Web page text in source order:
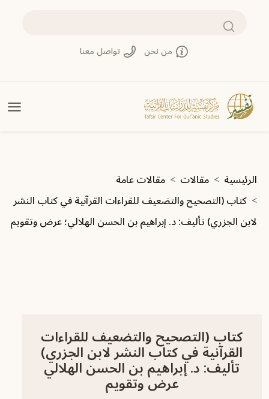
بحث
من نحن تواصل معنا
مسار التنقل
الرئيسية مقالات
مقالات عامة
كتاب (التصحيح والتضعيف للقراءات القرآنية في كتاب النشر
لابن الجزري) تأليف: د. إبراهيم بن الحسن الهلالي؛ عرض وتقويم
كتاب (التصحيح والتضعيف للقراءات
القرآنية في كتاب النشر لابن الجزري)
تأليف: د. إبراهيم بن الحسن الهلالي
عرض وتقويم